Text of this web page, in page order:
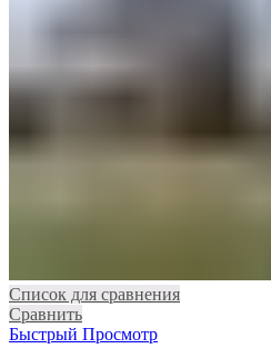
Список для сравнения
Сравнить
Быстрый Просмотр